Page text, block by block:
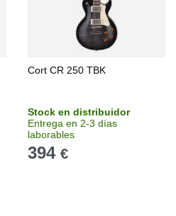
Cort CR 250 TBK
Stock en distribuidor
Entrega en 2-3 días
laborables
394 €